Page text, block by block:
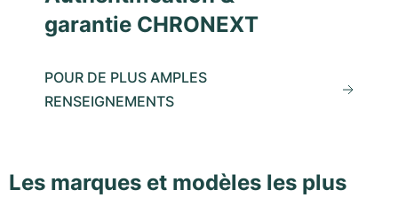
garantie CHRONEXT
POUR DE PLUS AMPLES
RENSEIGNEMENTS
Les marques et modèles les plus